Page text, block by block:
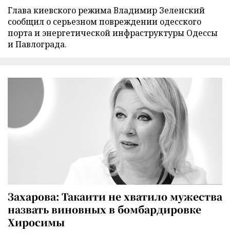
Глава киевского режима Владимир Зеленский
сообщил о серьезном повреждении одесского
порта и энергетической инфраструктуры Одессы
и Павлограда.
Захарова: Такаити не хватило мужества
назвать виновных в бомбардировке
Хиросимы